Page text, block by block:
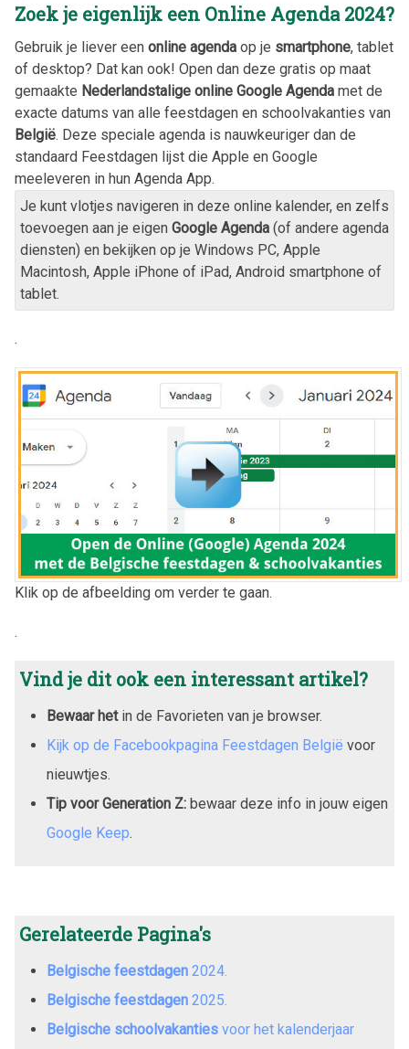
Zoek je eigenlijk een Online Agenda2024?
Gebruik je liever een online agenda op je smartphone, tablet
of desktop? Dat kan ook! Open dan deze gratis op maat
gemaakte Nederlandstalige online Google Agenda met de
exacte datums van alle feestdagen en schoolvakanties van
België. Deze speciale agenda is nauwkeuriger dan de
standaard Feestdagen lijst die Apple en Google
meeleveren in hun Agenda App.
Je kunt vlotjes navigeren in deze online kalender, en zelfs
toevoegen aan je eigen Google Agenda (of andere agenda
diensten) en bekijken op je Windows PC, Apple
Macintosh, Apple iPhone of iPad, Android smartphone of
tablet.
.
Klik op de afbeelding om verder te gaan.
.
Vind je dit ook een interessant artikel?
Bewaar hetin de Favorieten van je browser.
Kijk op de Facebookpagina Feestdagen België voor
nieuwtjes.
Tip voor Generation Z: bewaar deze info in jouw eigen
Google Keep.
Gerelateerde Pagina's
Belgische feestdagen 2024
Belgische feestdagen 2025
Belgische schoolvakanties voor het kalenderjaar